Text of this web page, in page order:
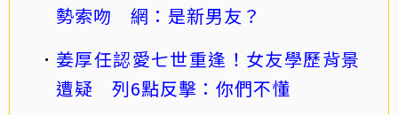
勢索吻 網：是新男友？
姜厚任認愛七世重逢！女友學歷背景
遭疑 列6點反擊：你們不懂